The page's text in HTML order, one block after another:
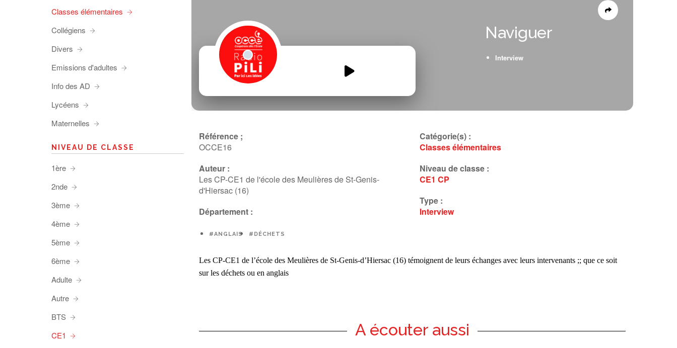
Le-monde-des-CP-CE1-
Naviguer
Interview
Référence ;
OCCE16
Auteur :
Les CP-CE1 de l'école des Meulières de St-Genis-
d'Hiersac (16)
Département :
Catégorie(s) :
Classes élémentaires
Niveau de classe :
CE1 CP
Type :
Interview
#ANGLAIS #DÉCHETS
Les CP-CE1 de l’école des Meulières de St-Genis-d’Hiersac (16) témoignent de leurs échanges avec leurs intervenants ;; que ce soit
sur les déchets ou en anglais
A écouter aussi
Classes élémentaires
Collégiens
Divers
Emissions d'adultes
Info des AD
Lycéens
Maternelles
NIVEAU DE CLASSE
1ère
2nde
3ème
4ème
5ème
6ème
Adulte
Autre
BTS
CE1